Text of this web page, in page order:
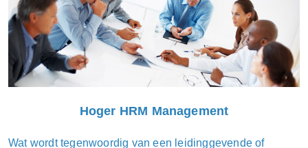
Hoger HRM Management
Wat wordt tegenwoordig van een leidinggevende of